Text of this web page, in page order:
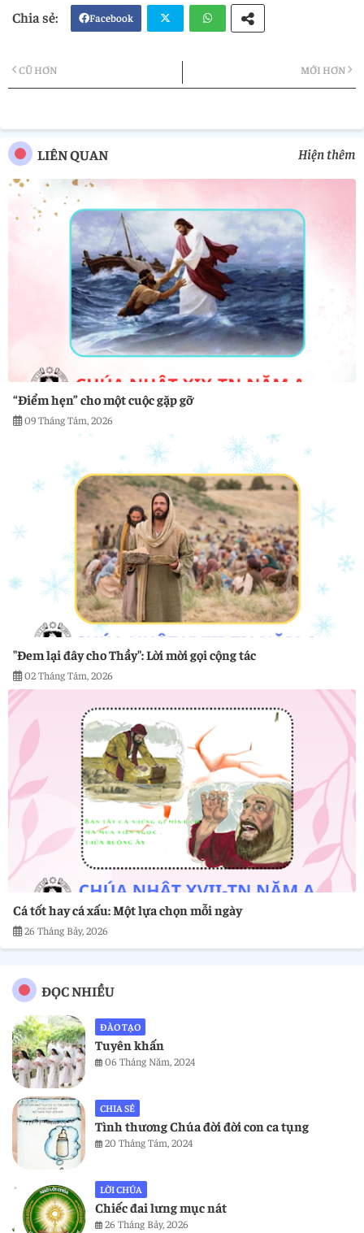
Facebook
MỚI HƠN
CŨ HƠN
LIÊN QUAN Hiện thêm
“Điểm hẹn” cho một cuộc gặp gỡ
09 Tháng Tám, 2026
"Đem lại đây cho Thầy": Lời mời gọi cộng tác
02 Tháng Tám, 2026
Cá tốt hay cá xấu: Một lựa chọn mỗi ngày
26 Tháng Bảy, 2026
ĐỌC NHIỀU
ĐÀO TẠO
Tuyên khấn
06 Tháng Năm, 2024
CHIA SẺ
Tình thương Chúa đời đời con ca tụng
20 Tháng Tám, 2024
LỜI CHÚA
Chiếc đai lưng mục nát
26 Tháng Bảy, 2026